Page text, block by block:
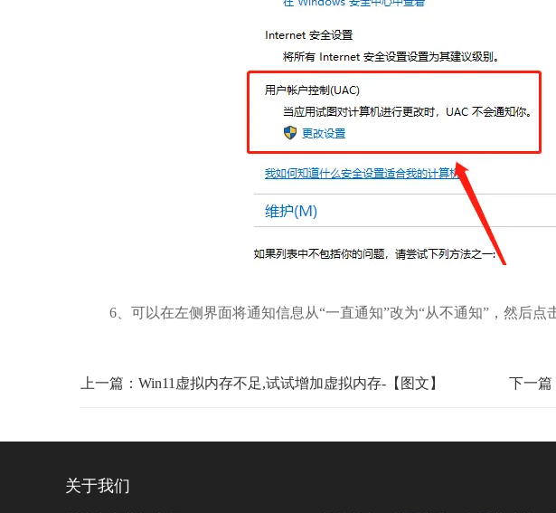
6、可以在左侧界面将通知信息从“一直通知”改为“从不通知”，然后点
上一篇：Win11虚拟内存不足,试试增加虚拟内存-【图文】 下一篇
关于我们